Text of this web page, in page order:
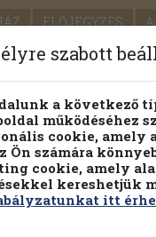
ELŐJEGYZÉS
ÁRAINK
Részletes
szabott
a következő
működéséhez
cookie, amely
Ön számára
cookie, amely
kereshetjük
itt